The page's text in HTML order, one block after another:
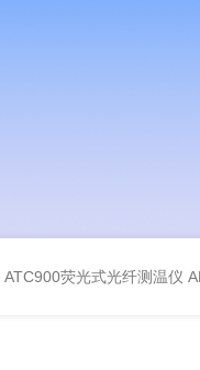
ATC900荧光式光纤测温仪